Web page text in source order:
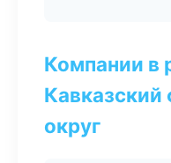
Компании в
округ